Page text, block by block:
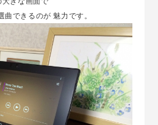
できるのが 魅力です。